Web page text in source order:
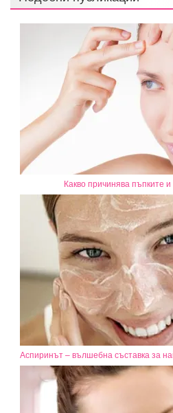
Какво причинява пъпките и
Аспиринът – вълшебна съставка за